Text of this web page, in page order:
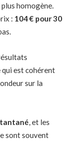
homogène.
: 104 € pour 30
qui est cohérent
sur la
, et les
sont souvent